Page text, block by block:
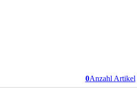
0Anzahl Artikel